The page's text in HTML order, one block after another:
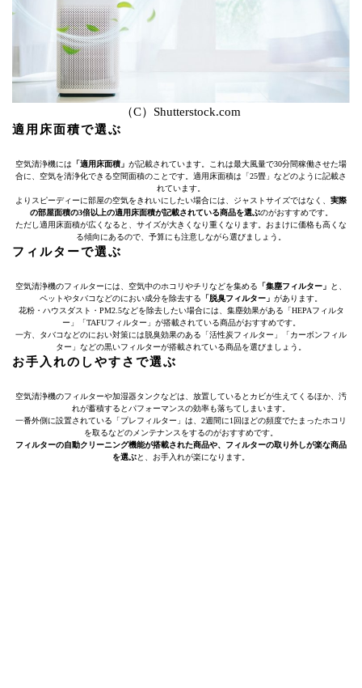
（C）Shutterstock.com
適用床面積で選ぶ
空気清浄機には 「適用床面積」 が記載されています。これは最大風量で30分間稼働させた場
合に、空気を清浄化できる空間面積のことです。適用床面積は「25畳」などのように記載さ
れています。
よりスピーディーに部屋の空気をきれいにしたい場合には、ジャストサイズではなく、 実際
の部屋面積の3倍以上の適用床面積が記載されている商品を選ぶのがおすすめです。
ただし適用床面積が広くなると、サイズが大きくなり重くなります。おまけに価格も高くな
る傾向にあるので、予算にも注意しながら選びましょう。
フィルターで選ぶ
空気清浄機のフィルターには、空気中のホコリやチリなどを集める 「集塵フィルター」
と、
ペットやタバコなどのにおい成分を除去する 「脱臭フィルター」 があります。
花粉・ハウスダスト・PM2.5などを除去したい場合には、集塵効果がある「HEPAフィルタ
ー」「TAFUフィルター」が搭載されている商品がおすすめです。
一方、タバコなどのにおい対策には脱臭効果のある「活性炭フィルター」「カーボンフィル
ター」などの黒いフィルターが搭載されている商品を選びましょう。
お手入れのしやすさで選ぶ
空気清浄機のフィルターや加湿器タンクなどは、放置しているとカビが生えてくるほか、汚
れが蓄積するとパフォーマンスの効率も落ちてしまいます。
一番外側に設置されている「プレフィルター」は、2週間に1回ほどの頻度でたまったホコリ
を取るなどのメンテナンスをするのがおすすめです。
フィルターの自動クリーニング機能が搭載された商品や、フィルターの取り外しが楽な商品
を選ぶと、お手入れが楽になります。